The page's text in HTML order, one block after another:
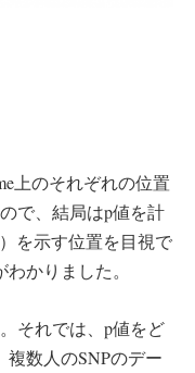
上のそれぞれの位置
で、結局はp値を計
を示す位置を目視で
かりました。
それでは、p値をど
数人のSNPのデー